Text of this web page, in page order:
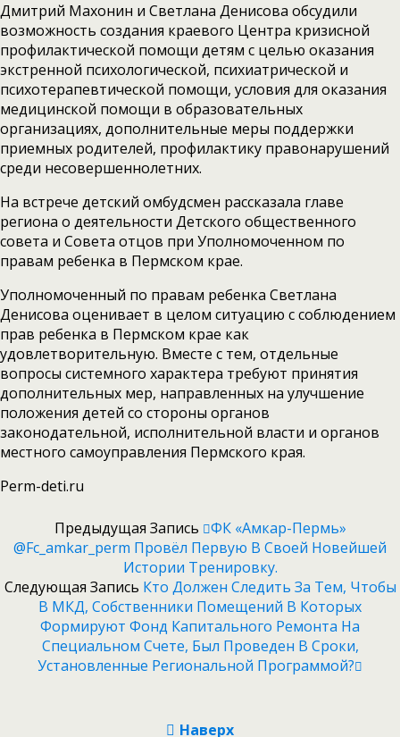
Дмитрий Махонин и Светлана Денисова обсудили
возможность создания краевого Центра кризисной
профилактической помощи детям с целью оказания
экстренной психологической, психиатрической и
психотерапевтической помощи, условия для оказания
медицинской помощи в образовательных
организациях, дополнительные меры поддержки
приемных родителей, профилактику правонарушений
среди несовершеннолетних.
На встрече детский омбудсмен рассказала главе
региона о деятельности Детского общественного
совета и Совета отцов при Уполномоченном по
правам ребенка в Пермском крае.
Уполномоченный по правам ребенка Светлана
Денисова оценивает в целом ситуацию с соблюдением
прав ребенка в Пермском крае как
удовлетворительную. Вместе с тем, отдельные
вопросы системного характера требуют принятия
дополнительных мер, направленных на улучшение
положения детей со стороны органов
законодательной, исполнительной власти и органов
местного самоуправления Пермского края.
Perm-deti.ru
Предыдущая Запись
ФК «Амкар-Пермь»
@fc_amkar_perm Провёл Первую В Своей Новейшей
Истории Тренировку.
Следующая Запись Кто Должен Следить За Тем, Чтобы
В МКД, Собственники Помещений В Которых
Формируют Фонд Капитального Ремонта На
Специальном Счете, Был Проведен В Сроки,
Установленные Региональной Программой?
Наверх